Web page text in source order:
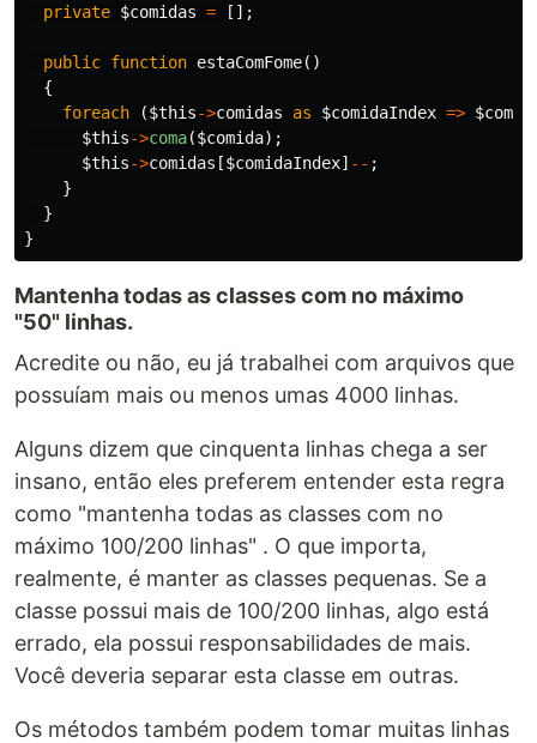
private $comidas = [];
public function estaComFome()
{
foreach
($this->comidas as $comidaIndex =>
$this->coma($comida);
$this->comidas [$comidaIndex] -- ;
}
}
}
Mantenha todas as classes com no máximo
"50" linhas.
Acredite ou não, eu já trabalhei com arquivos que
possuíam mais ou menos umas 4000 linhas.
Alguns dizem que cinquenta linhas chega a ser
insano, então eles preferem entender esta regra
como "mantenha todas as classes com no
máximo 100/200 linhas" . O que importa,
realmente, é manter as classes pequenas. Se a
classe possui mais de 100/200 linhas, algo está
errado, ela possui responsabilidades de mais.
Você deveria separar esta classe em outras.
Os métodos também podem tomar muitas linhas